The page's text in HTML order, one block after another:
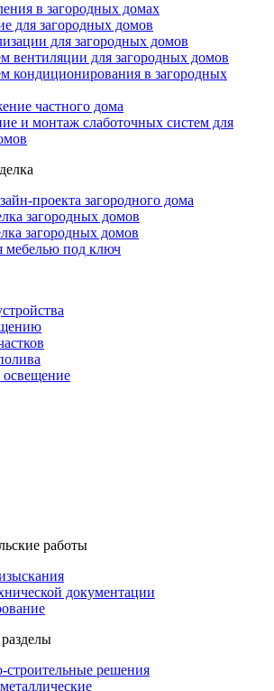
в загородных домах
для загородных домов
для загородных домов
вентиляции для загородных домов
кондиционирования в загородных
частного дома
и монтаж слаботочных систем для
проекта загородного дома
загородных домов
загородных домов
мебелью под ключ
освещение
работы
документации
строительные решения